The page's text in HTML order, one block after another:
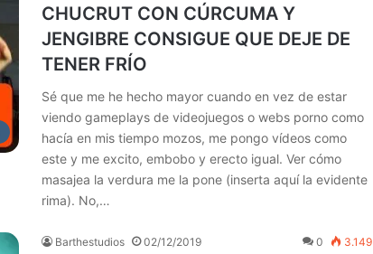
CHUCRUT CON CÚRCUMA Y
JENGIBRE CONSIGUE QUE DEJE DE
TENER FRÍO
Sé que me he hecho mayor cuando en vez de estar
viendo gameplays de videojuegos o webs porno como
hacía en mis tiempo mozos, me pongo vídeos como
este y me excito, embobo y erecto igual. Ver cómo
masajea la verdura me la pone (inserta aquí la evidente
rima). No,…
Barthestudios 02/12/2019 0 3.149